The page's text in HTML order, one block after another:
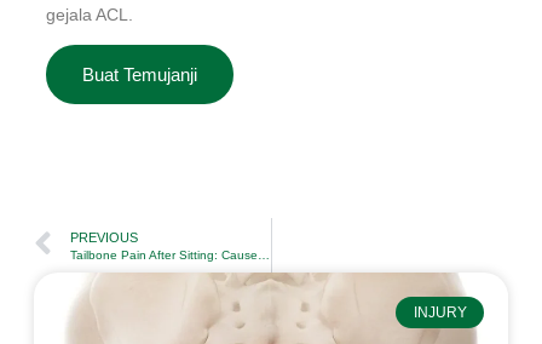
gejala ACL.
Buat Temujanji
PREVIOUS
INJURY